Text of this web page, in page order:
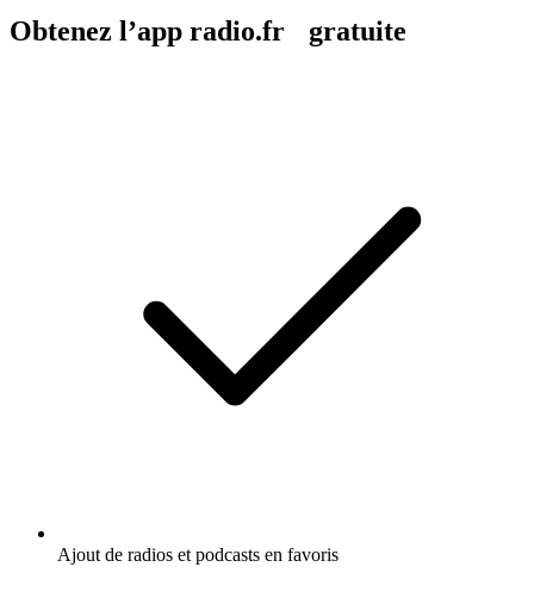
Obtenez l’app radio.fr gratuite
Ajout de radios et podcasts en favoris